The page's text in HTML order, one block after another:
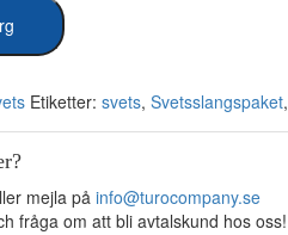
Etiketter: svets, Svetsslangspaket,
mejla på info@turocompany.se
fråga om att bli avtalskund hos oss!